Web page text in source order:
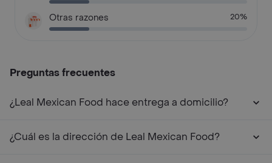
Otras razones 20%
Preguntas frecuentes
¿Leal Mexican Food hace entrega a domicilio?
¿Cuál es la dirección de Leal Mexican Food?